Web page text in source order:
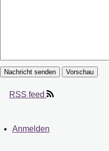
RSS feed
Anmelden